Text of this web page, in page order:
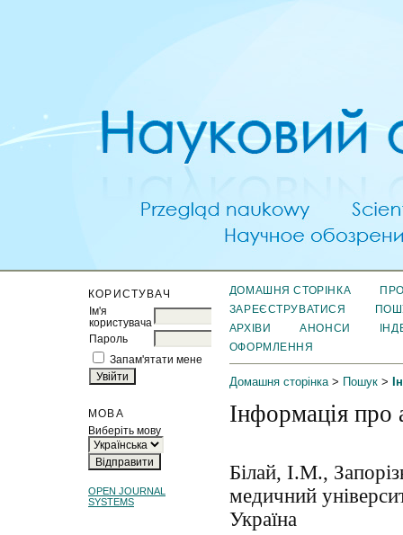
КОРИСТУВАЧ
Ім'я
користувача
Пароль
Запам'ятати мене
МОВА
Виберіть мову
OPEN JOURNAL
SYSTEMS
ДОМАШНЯ СТОРІНКА
ЗАРЕЄСТРУВАТИСЯ
АРХІВИ
АНОНСИ
ОФОРМЛЕННЯ
Домашня сторінка> Пошук>
Інформація про
Білай, І.М.,
медичний
Україна